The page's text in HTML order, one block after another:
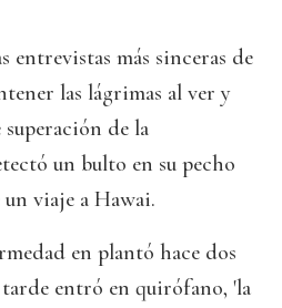
entrevistas más sinceras de
las lágrimas al ver y
de la
un bulto en su pecho
viaje a Hawai.
en plantó hace dos
tarde entró en quirófano, 'la